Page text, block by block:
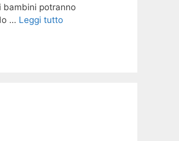
bambini potranno
… Leggi tutto